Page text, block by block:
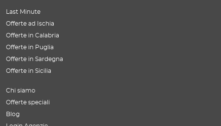
Last Minute
Offerte ad Ischia
Offerte in Calabria
Offerte in Puglia
Offerte in Sardegna
Offerte in Sicilia
Chi siamo
Offerte speciali
Blog